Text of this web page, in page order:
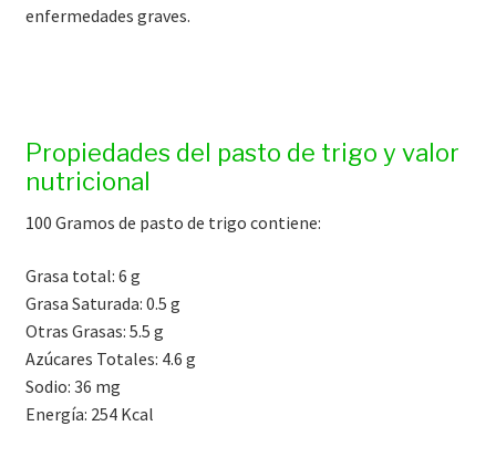
enfermedades graves.
Propiedades del pasto de trigo y valor
nutricional
100 Gramos de pasto de trigo contiene:
Grasa total: 6 g
Grasa Saturada: 0.5 g
Otras Grasas: 5.5 g
Azúcares Totales: 4.6 g
Sodio: 36 mg
Energía: 254 Kcal